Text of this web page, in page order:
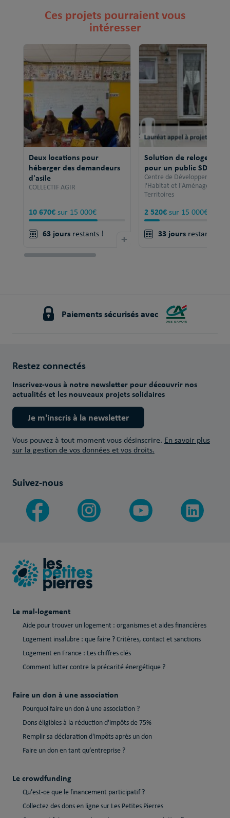
Ces projets pourraient vous
intéresser
Deux locations pour
héberger des demandeurs
d'asile
COLLECTIF AGIR
10 670€ sur 15 000€
63 jours restants ! +
Solution de relogement
pour un public SDF
Centre de Développement
l'Habitat et l'Aménagement
Territoires
2 520€ sur 15 000€
33 jours restants !
Paiements sécurisés avec
Restez connectés
Inscrivez-vous à notre newsletter pour découvrir nos
actualités et les nouveaux projets solidaires
Je m'inscris à la newsletter
Vous pouvez à tout moment vous désinscrire. En savoir plus
sur la gestion de vos données et vos droits.
Suivez-nous
Le mal-logement
Aide pour trouver un logement : organismes et aides financières
Logement insalubre : que faire ? Critères, contact et sanctions
Logement en France : Les chiffres clés
Comment lutter contre la précarité énergétique ?
Faire un don à une association
Pourquoi faire un don à une association ?
Dons éligibles à la réduction d'impôts de 75%
Remplir sa déclaration d'impôts après un don
Faire un don en tant qu’entreprise ?
Le crowdfunding
Qu’est-ce que le financement participatif ?
Collectez des dons en ligne sur Les Petites Pierres